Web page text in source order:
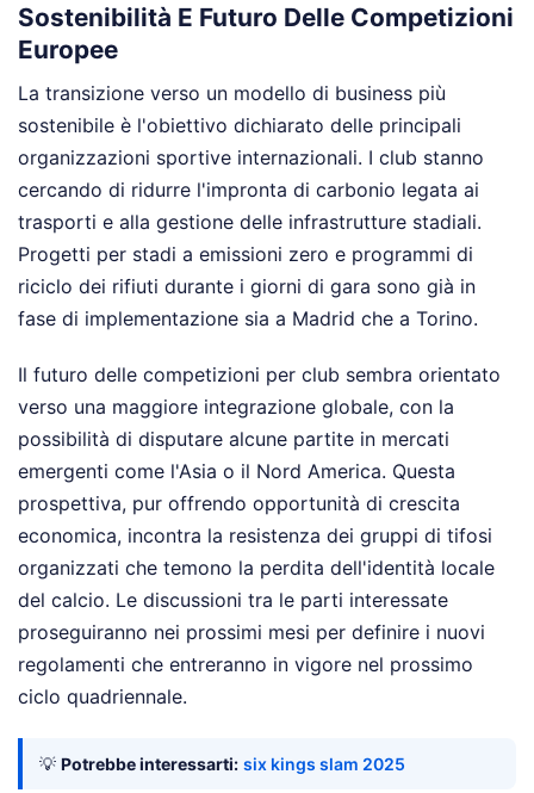
Sostenibilità E Futuro Delle Competizioni
Europee
La transizione verso un modello di business più
sostenibile è l'obiettivo dichiarato delle principali
organizzazioni sportive internazionali. I club stanno
cercando di ridurre l'impronta di carbonio legata ai
trasporti e alla gestione delle infrastrutture stadiali.
Progetti per stadi a emissioni zero e programmi di
riciclo dei rifiuti durante i giorni di gara sono già in
fase di implementazione sia a Madrid che a Torino.
Il futuro delle competizioni per club sembra orientato
verso una maggiore integrazione globale, con la
possibilità di disputare alcune partite in mercati
emergenti come l'Asia o il Nord America. Questa
prospettiva, pur offrendo opportunità di crescita
economica, incontra la resistenza dei gruppi di tifosi
organizzati che temono la perdita dell'identità locale
del calcio. Le discussioni tra le parti interessate
proseguiranno nei prossimi mesi per definire i nuovi
regolamenti che entreranno in vigore nel prossimo
ciclo quadriennale.
💡 Potrebbe interessarti: six kings slam 2025